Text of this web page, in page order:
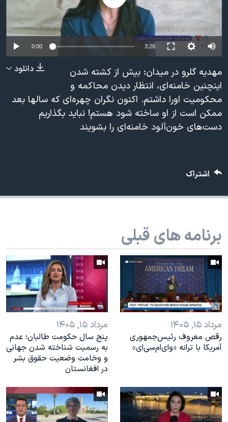
حقوق شهروندی
اقتصادی
اسرائیل در جنگ
گالری عکس
آرشیو پخش زنده
انتخابات ریاست جمهوری آمریکا ۲۰۲۴
حمله جمهوری اسلامی به اسرائیل
ورزش زنان در ایران
اعتراضات زن، زندگی، آزادی
مجموعه مستندهای دادخواهی
چهل سال گروگان‌گیری
اسرائیل در جنگ
نرگس محمدی برنده جایزه نوبل صلح
همایش محافظه‌کاران آمریکا «سی‌پک»
صفحه‌های ویژه
سفر پرزیدنت ترامپ به چین
دنبال کنید
زبانهای مختلف
Auto
240p
360p
480p
720p
1080p
0:00 3:28
360p
480p
720p
دانلود
مهدیه گلرو در میدان: بیش از کشته شدن
اینچنین خامنه‌ای، انتظار دیدن محاکمه و
محکومیت اورا داشتم. اکنون نگران چهره‌ای که سالها بعد
ممکن است از او ساخته شود هستم! نباید بگذاریم
دست‌های خون‌آلود خامنه‌ای را بشویند
اشتراک
برنامه های قبلی
مرداد ۱۵, ۱۴۰۵
رقص معروف رئیس‌جمهوری
آمریکا با ترانه «وای‌ام‌سی‌ای»
مرداد ۱۵, ۱۴۰۵
پنج سال حکومت طالبان؛ عدم
به رسمیت شناخته شدن جهانی
و وخامت وضعیت حقوق بشر
در افغانستان